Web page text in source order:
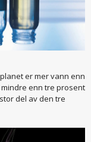
er mer vann enn
enn tre prosent
del av den tre